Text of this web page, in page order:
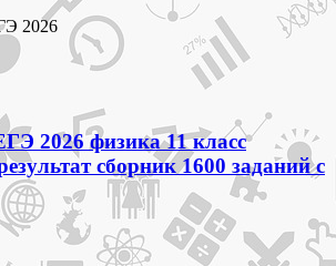
2026
2026 физика 11 класс
сборник 1600 заданий с